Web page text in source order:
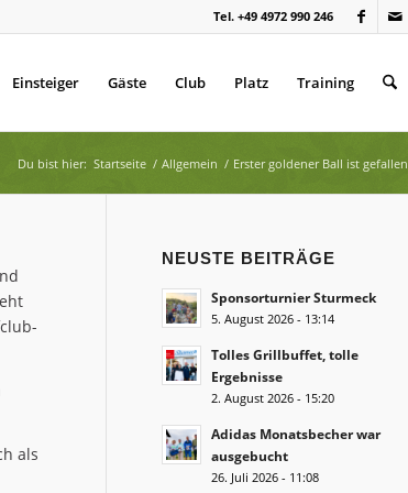
Tel. +49 4972 990 246
Einsteiger Gäste Club Platz Training
Du bist hier: Startseite / Allgemein / Erster goldener Ball ist gefallen
als
NEUSTE BEITRÄGE
Sponsorturnier Sturmeck
5. August 2026 - 13:14
Tolles Grillbuffet, tolle
Ergebnisse
2. August 2026 - 15:20
Adidas Monatsbecher war
ausgebucht
26. Juli 2026 - 11:08